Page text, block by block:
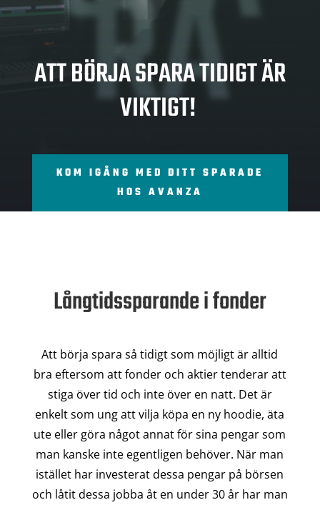
RA
ATT BÖRJA SPARA TIDIGT ÄR
VIKTIGT!
KOM IGÅNG MED DITT SPARADE
HOS AVANZA
Långtidssparande i fonder
Att börja spara så tidigt som möjligt är alltid
bra eftersom att fonder och aktier tenderar att
stiga över tid och inte över en natt. Det är
enkelt som ung att vilja köpa en ny hoodie, äta
ute eller göra något annat för sina pengar som
man kanske inte egentligen behöver. När man
istället har investerat dessa pengar på börsen
och låtit dessa jobba åt en under 30 år har man